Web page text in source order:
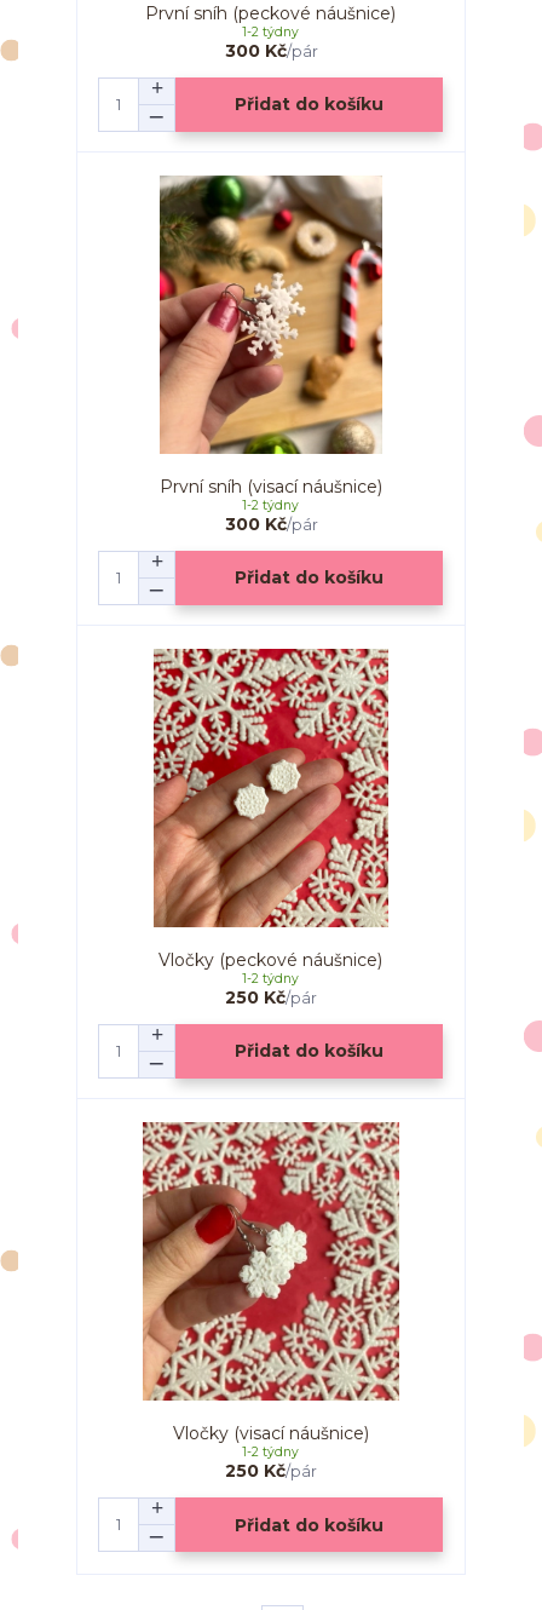
První sníh (peckové náušnice)
300 Kč/pár
1-2 týdny
Přidat do košíku
První sníh (visací náušnice)
300 Kč/pár
1-2 týdny
Přidat do košíku
Vločky (peckové náušnice)
250 Kč/pár
1-2 týdny
Přidat do košíku
Vločky (visací náušnice)
250 Kč/pár
1-2 týdny
Přidat do košíku